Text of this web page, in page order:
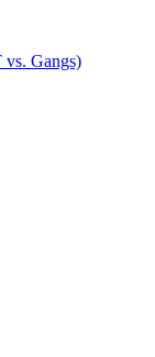
Gangs)